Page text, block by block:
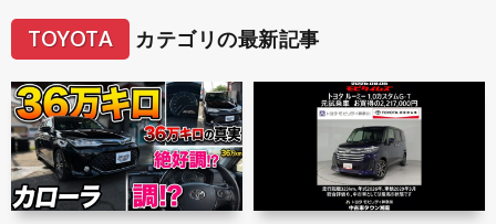
TOYOTA カテゴリの最新記事